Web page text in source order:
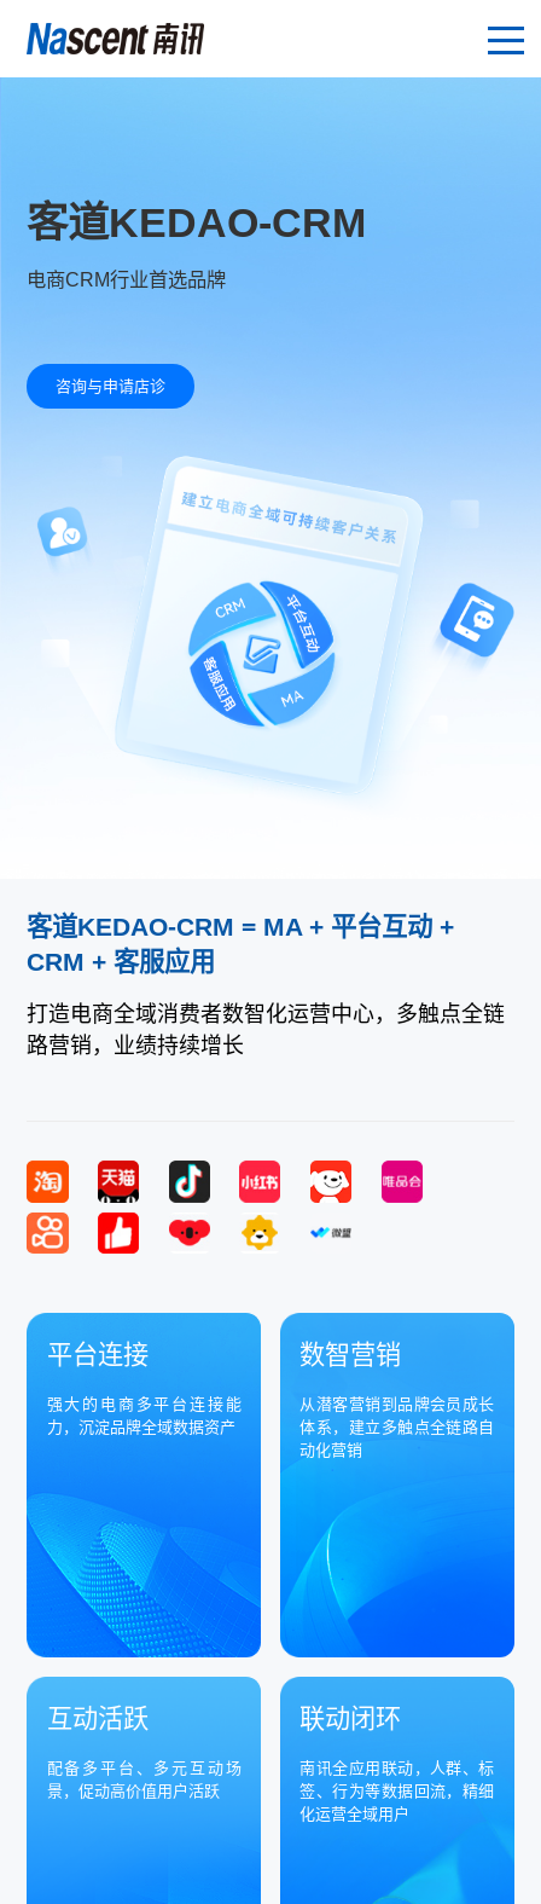
客道KEDAO-CRM
电商CRM行业首选品牌
咨询与申请店诊
客道KEDAO-CRM = MA + 平台互动 +
CRM + 客服应用
打造电商全域消费者数智化运营中心，多触点全链
路营销，业绩持续增长
平台连接
强大的电商多平台连接能
力，沉淀品牌全域数据资产
数智营销
从潜客营销到品牌会员成长
体系，建立多触点全链路自
动化营销
互动活跃
配备多平台、多元互动场
景，促动高价值用户活跃
联动闭环
南讯全应用联动，人群、标
签、行为等数据回流，精细
化运营全域用户